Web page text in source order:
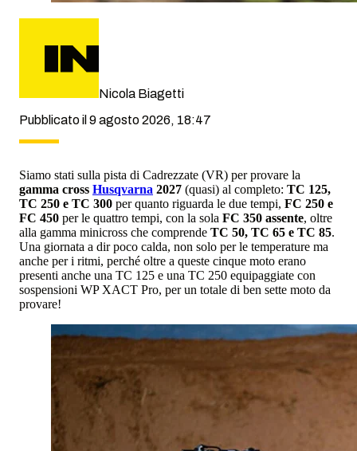
Nicola Biagetti
Pubblicato il 9 agosto 2026, 18:47
Siamo stati sulla pista di Cadrezzate (VR) per provare la
gamma cross Husqvarna 2027 (quasi) al completo: TC 125,
TC 250 e TC 300 per quanto riguarda le due tempi, FC 250 e
FC 450 per le quattro tempi, con la sola FC 350 assente, oltre
alla gamma minicross che comprende TC 50, TC 65 e TC 85.
Una giornata a dir poco calda, non solo per le temperature ma
anche per i ritmi, perché oltre a queste cinque moto erano
presenti anche una TC 125 e una TC 250 equipaggiate con
sospensioni WP XACT Pro, per un totale di ben sette moto da
provare!